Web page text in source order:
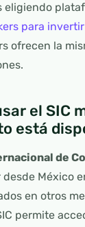
eligiendo
para invertir
ofrecen la
el SIC
está
de
México
en otros
permite